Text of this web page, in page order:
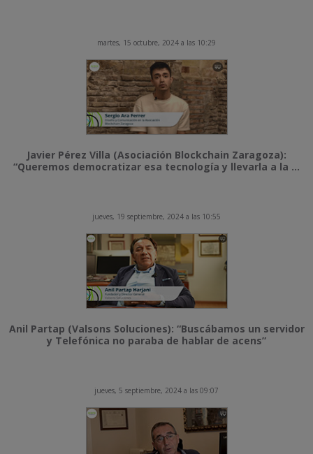
martes, 15 octubre, 2024 a las 10:29
Javier Pérez Villa (Asociación Blockchain Zaragoza):
“Queremos democratizar esa tecnología y llevarla a la ...
jueves, 19 septiembre, 2024 a las 10:55
Anil Partap (Valsons Soluciones): “Buscábamos un servidor
y Telefónica no paraba de hablar de acens”
jueves, 5 septiembre, 2024 a las 09:07